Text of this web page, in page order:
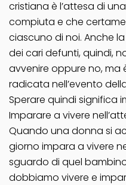
cristiana è l’attesa di
compiuta e che
ciascuno di noi. Anche
dei cari defunti, quindi,
avvenire oppure no, ma
radicata nell’evento
Sperare quindi significa
Imparare a vivere
Quando una donna si
giorno impara a vivere
sguardo di quel
dobbiamo vivere e